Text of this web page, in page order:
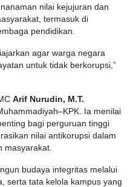
nilai kejujuran dan
termasuk di
pendidikan.
agar warga negara
untuk tidak berkorupsi,”
Arif Nurudin, M.T.
Ia menilai
bagi perguruan tinggi
nilai antikorupsi dalam
masyarakat.
budaya integritas melalui
serta tata kelola kampus yang